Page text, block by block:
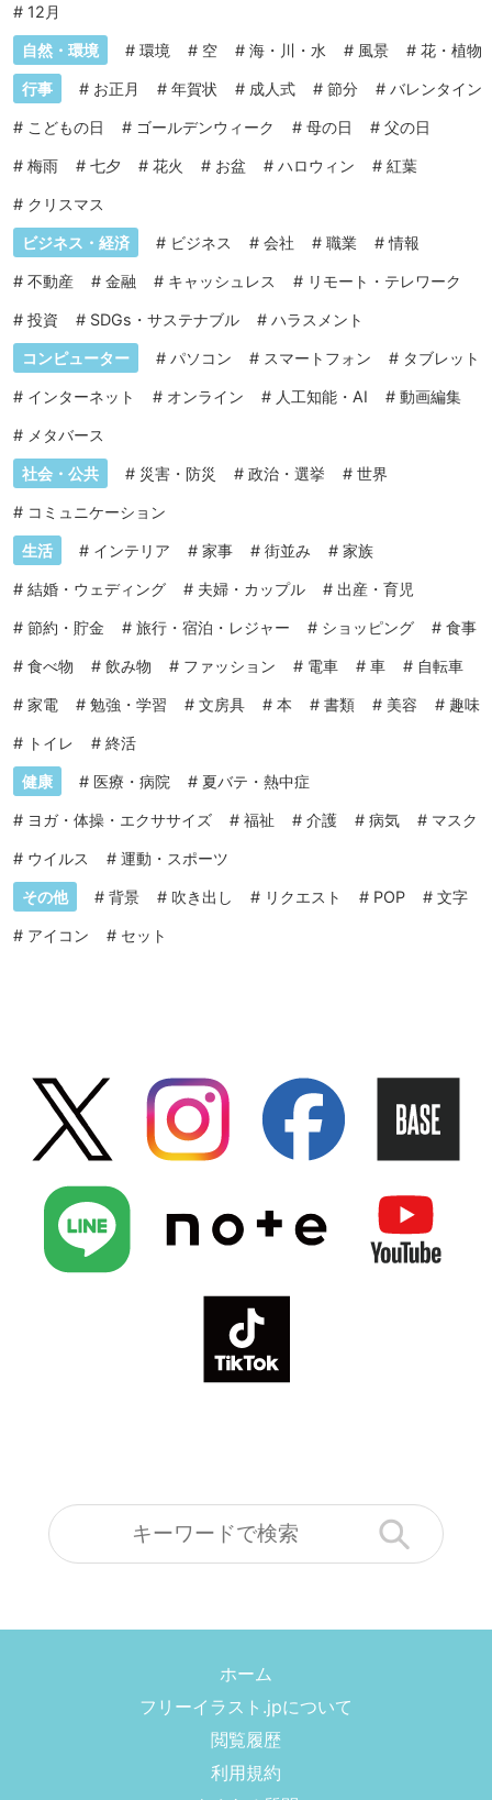
# 12月
自然・環境 # 環境 # 空 # 海・川・水 # 風景 # 花・植物
行事 # お正月 # 年賀状 # 成人式 # 節分 # バレンタイン
# こどもの日 # ゴールデンウィーク # 母の日 # 父の日
# 梅雨 # 七夕 # 花火 # お盆 # ハロウィン # 紅葉
# クリスマス
ビジネス・経済 # ビジネス # 会社 # 職業 #情報
# 不動産 # 金融 # キャッシュレス # リモート・テレワーク
# 投資 # SDGs・サステナブル # ハラスメント
コンピューター # パソコン # スマートフォン # タブレット
# インターネット # オンライン # 人工知能・AI # 動画編集
# メタバース
社会・公共 # 災害・防災 # 政治・選挙 # 世界
# コミュニケーション
生活 # インテリア # 家事 # 街並み # 家族
# 結婚・ウェディング # 夫婦・カップル # 出産・育児
# 節約・貯金 # 旅行・宿泊・レジャー # ショッピング # 食事
# 食べ物 # 飲み物 # ファッション # 電車 # 車 # 自転車
# 家電 # 勉強・学習 # 文房具 # 本 # 書類 # 美容 # 趣味
# トイレ # 終活
健康 # 医療・病院 # 夏バテ・熱中症
# ヨガ・体操・エクササイズ # 福祉 # 介護 # 病気 # マスク
# ウイルス # 運動・スポーツ
その他 # 背景 # 吹き出し # リクエスト # POP # 文字
# アイコン # セット
ホーム
フリーイラスト.jpについて
閲覧履歴
利用規約